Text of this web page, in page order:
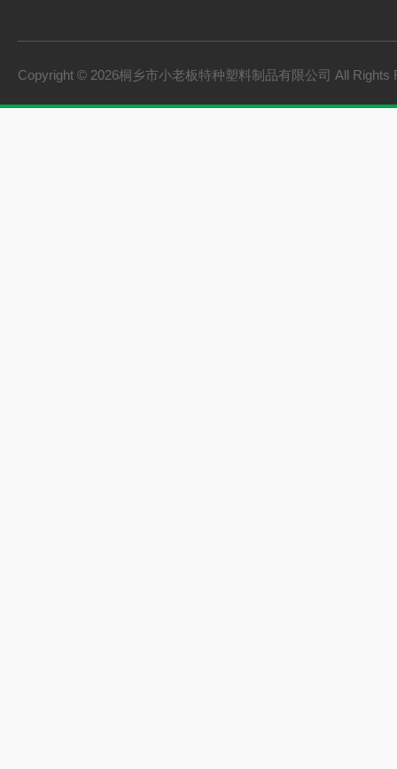
Copyright © 2026桐乡市小老板特种塑料制品有限公司 All